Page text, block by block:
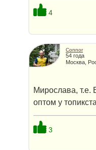
4
Connor
54 года
Москва,
Мирослава, т.е.
оптом у
3